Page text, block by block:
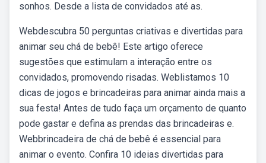
sonhos. Desde a lista de convidados até as.
Webdescubra 50 perguntas criativas e divertidas para
animar seu chá de bebê! Este artigo oferece
sugestões que estimulam a interação entre os
convidados, promovendo risadas. Weblistamos 10
dicas de jogos e brincadeiras para animar ainda mais a
sua festa! Antes de tudo faça um orçamento de quanto
pode gastar e defina as prendas das brincadeiras e.
Webbrincadeira de chá de bebê é essencial para
animar o evento. Confira 10 ideias divertidas para